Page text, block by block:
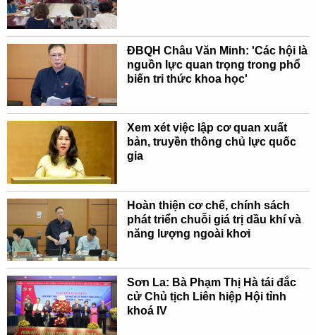
ĐBQH Châu Văn Minh: 'Các hội là
nguồn lực quan trọng trong phổ
biến tri thức khoa học'
Xem xét việc lập cơ quan xuất
bản, truyền thông chủ lực quốc
gia
Hoàn thiện cơ chế, chính sách
phát triển chuỗi giá trị dầu khí và
năng lượng ngoài khơi
Sơn La: Bà Phạm Thị Hà tái đắc
cử Chủ tịch Liên hiệp Hội tỉnh
khoá IV